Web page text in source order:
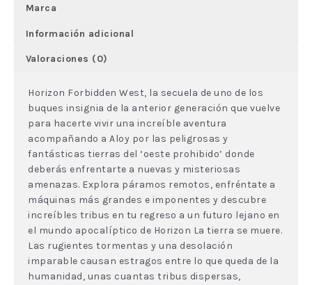
Marca
Información adicional
Valoraciones (0)
Horizon Forbidden West, la secuela de uno de los
buques insignia de la anterior generación que vuelve
para hacerte vivir una increíble aventura
acompañando a Aloy por las peligrosas y
fantásticas tierras del ‘oeste prohibido’ donde
deberás enfrentarte a nuevas y misteriosas
amenazas. Explora páramos remotos, enfréntate a
máquinas más grandes e imponentes y descubre
increíbles tribus en tu regreso a un futuro lejano en
el mundo apocalíptico de Horizon La tierra se muere.
Las rugientes tormentas y una desolación
imparable causan estragos entre lo que queda de la
humanidad, unas cuantas tribus dispersas,